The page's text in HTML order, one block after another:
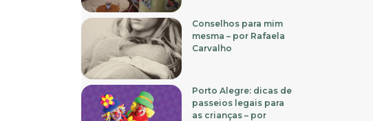
Conselhos para mim
mesma – por Rafaela
Carvalho
Porto Alegre: dicas de
passeios legais para
as crianças – por